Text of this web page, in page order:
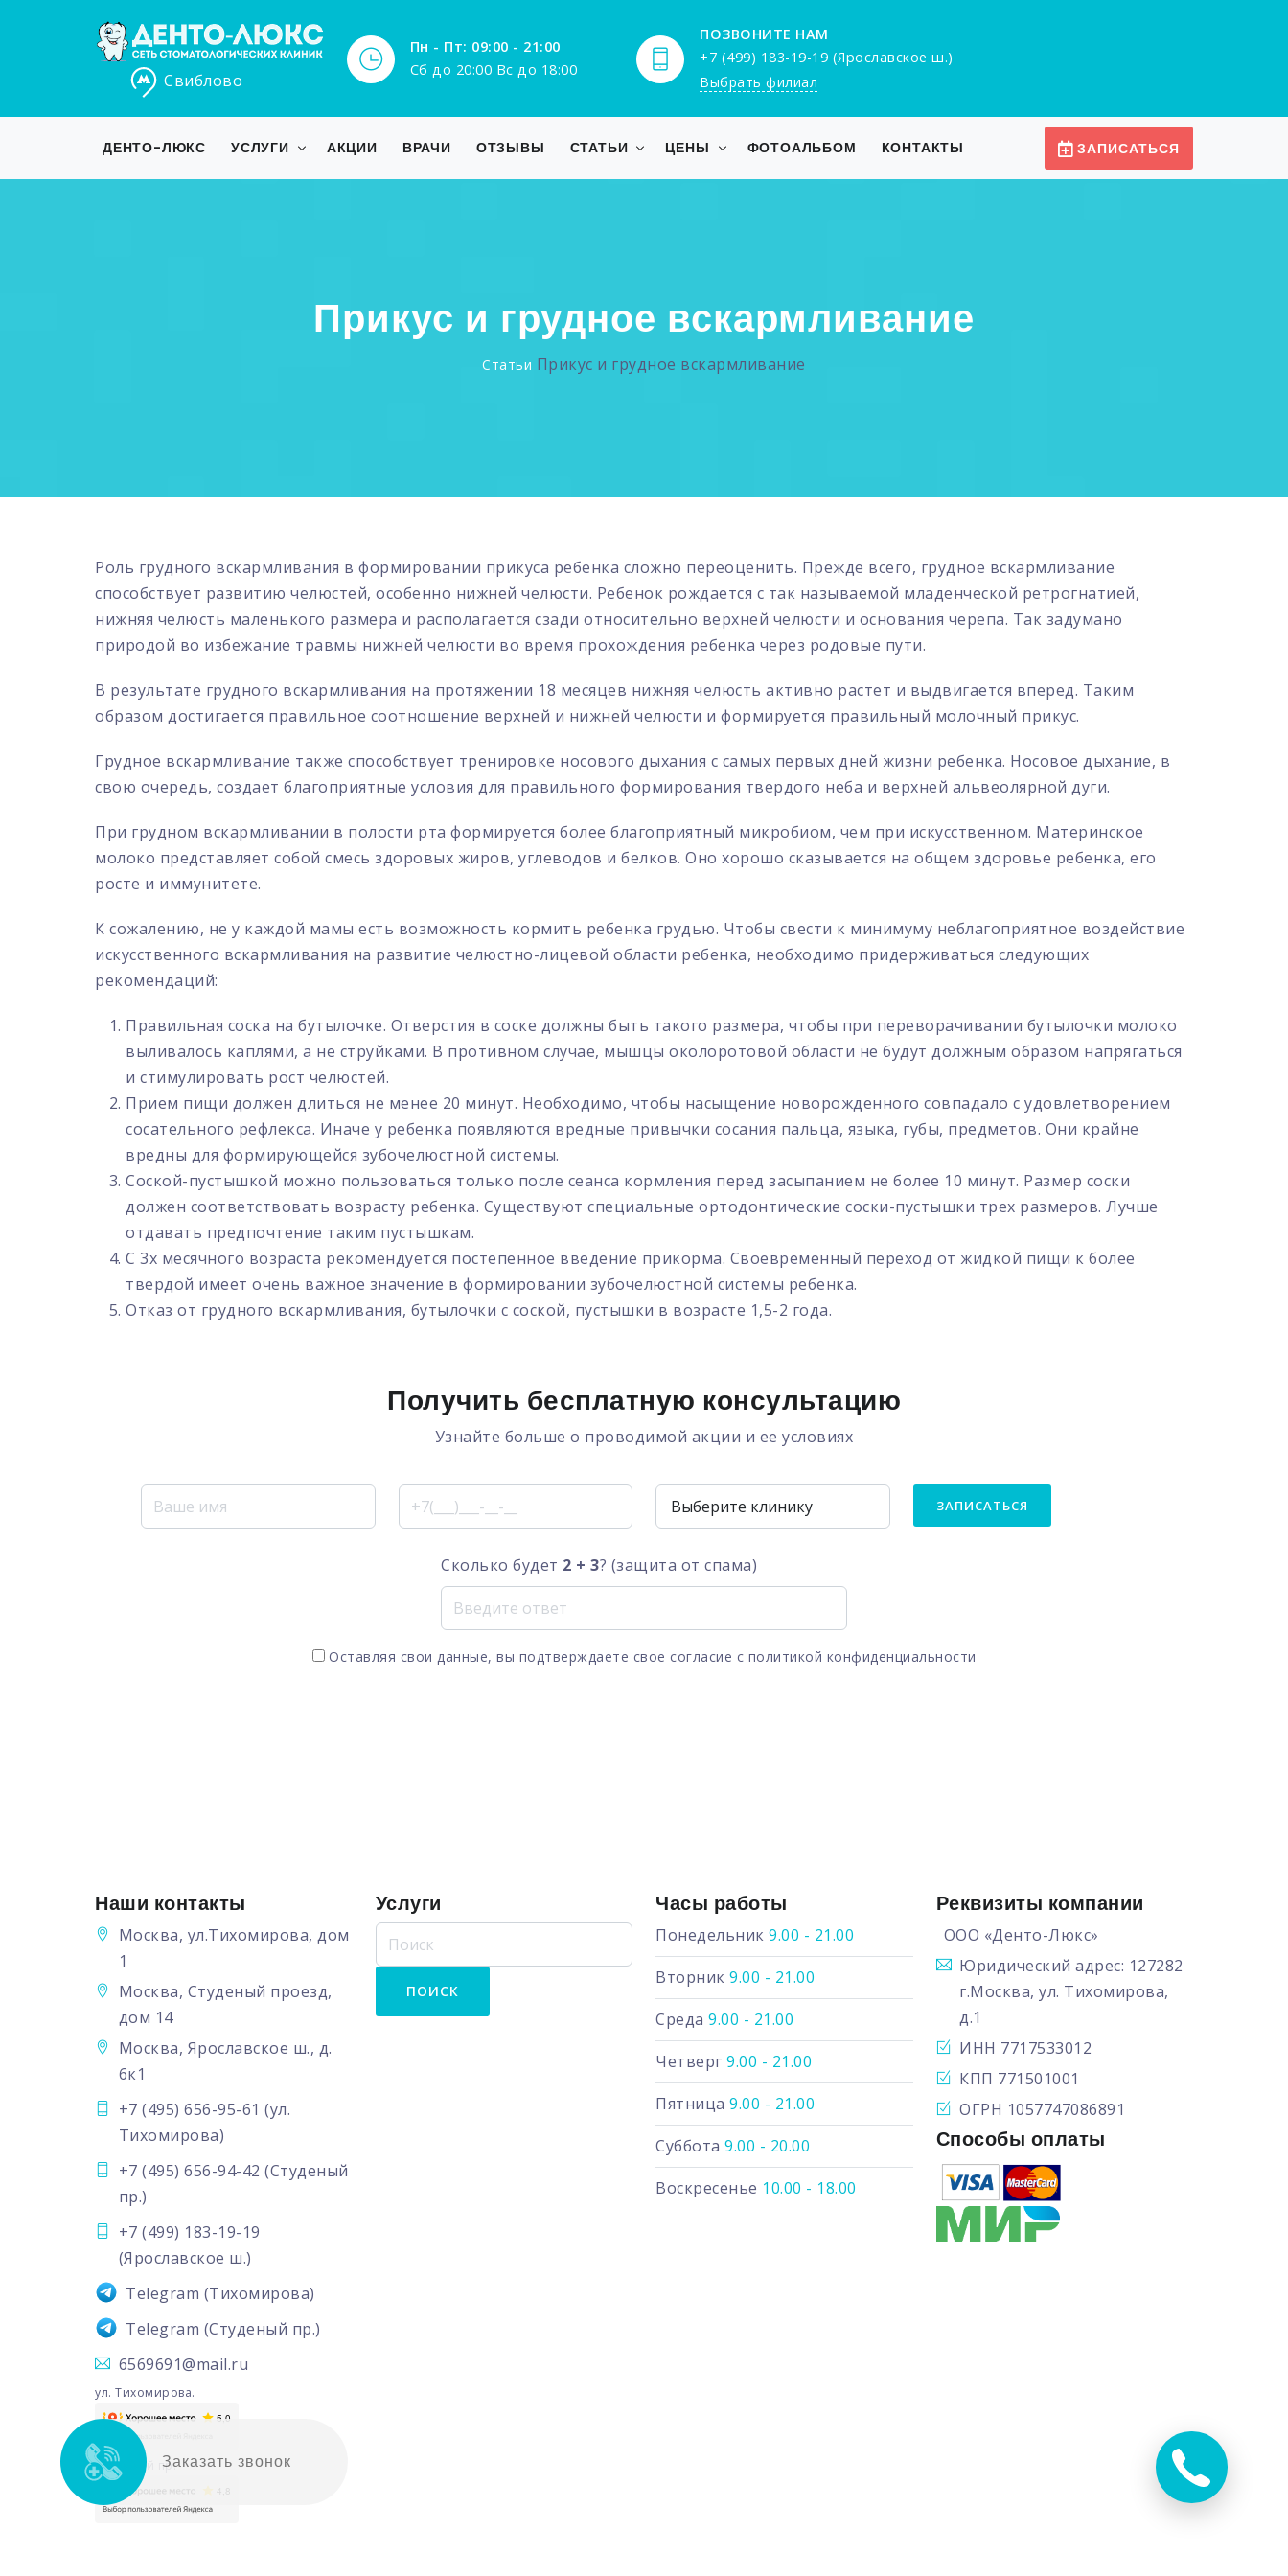
Свиблово
Пн - Пт: 09:00 - 21:00
Сб до 20:00 Вс до 18:00
ПОЗВОНИТЕ НАМ
+7 (499) 183-19-19 (Ярославское ш.)
Выбрать филиал
ДЕНТО-ЛЮКС УСЛУГИ АКЦИИ ВРАЧИ ОТЗЫВЫ СТАТЬИ ЦЕНЫ ФОТОАЛЬБОМ КОНТАКТЫ ЗАПИСАТЬСЯ
Прикус и грудное вскармливание
Статьи Прикус и грудное вскармливание
Роль грудного вскармливания в формировании прикуса ребенка сложно переоценить. Прежде всего, грудное вскармливание
способствует развитию челюстей, особенно нижней челюсти. Ребенок рождается с так называемой младенческой ретрогнатией,
нижняя челюсть маленького размера и располагается сзади относительно верхней челюсти и основания черепа. Так задумано
природой во избежание травмы нижней челюсти во время прохождения ребенка через родовые пути.
В результате грудного вскармливания на протяжении 18 месяцев нижняя челюсть активно растет и выдвигается вперед. Таким
образом достигается правильное соотношение верхней и нижней челюсти и формируется правильный молочный прикус.
Грудное вскармливание также способствует тренировке носового дыхания с самых первых дней жизни ребенка. Носовое дыхание, в
свою очередь, создает благоприятные условия для правильного формирования твердого неба и верхней альвеолярной дуги.
При грудном вскармливании в полости рта формируется более благоприятный микробиом, чем при искусственном. Материнское
молоко представляет собой смесь здоровых жиров, углеводов и белков. Оно хорошо сказывается на общем здоровье ребенка, его
росте и иммунитете.
К сожалению, не у каждой мамы есть возможность кормить ребенка грудью. Чтобы свести к минимуму неблагоприятное воздействие
искусственного вскармливания на развитие челюстно-лицевой области ребенка, необходимо придерживаться следующих
рекомендаций:
Правильная соска на бутылочке. Отверстия в соске должны быть такого размера, чтобы при переворачивании бутылочки молоко
выливалось каплями, а не струйками. В противном случае, мышцы околоротовой области не будут должным образом напрягаться
и стимулировать рост челюстей.
Прием пищи должен длиться не менее 20 минут. Необходимо, чтобы насыщение новорожденного совпадало с удовлетворением
сосательного рефлекса. Иначе у ребенка появляются вредные привычки сосания пальца, языка, губы, предметов. Они крайне
вредны для формирующейся зубочелюстной системы.
Соской-пустышкой можно пользоваться только после сеанса кормления перед засыпанием не более 10 минут. Размер соски
должен соответствовать возрасту ребенка. Существуют специальные ортодонтические соски-пустышки трех размеров. Лучше
отдавать предпочтение таким пустышкам.
С 3х месячного возраста рекомендуется постепенное введение прикорма. Своевременный переход от жидкой пищи к более
твердой имеет очень важное значение в формировании зубочелюстной системы ребенка.
Отказ от грудного вскармливания, бутылочки с соской, пустышки в возрасте 1,5-2 года.
Получить бесплатную консультацию
Узнайте больше о проводимой акции и ее условиях
Сколько будет 2 + 3? (защита от спама)
ЗАПИСАТЬСЯ
Оставляя свои данные, вы подтверждаете свое согласие с политикой конфиденциальности
Наши контакты
Москва, ул.Тихомирова, дом
1
Москва, Студеный проезд,
дом 14
Москва, Ярославское ш., д.
6к1
+7 (495) 656-95-61 (ул.
Тихомирова)
+7 (495) 656-94-42 (Студеный
пр.)
+7 (499) 183-19-19
(Ярославское ш.)
Telegram (Тихомирова)
Telegram (Студеный пр.)
6569691@mail.ru
ул. Тихомирова.
Студеный пр.
Услуги Часы работы
Понедельник 9.00 - 21.00
Вторник 9.00 - 21.00
Среда 9.00 - 21.00
Четверг 9.00 - 21.00
Пятница 9.00 - 21.00
Суббота 9.00 - 20.00
Воскресенье 10.00 - 18.00
Реквизиты компании
ООО «Денто-Люкс»
Юридический адрес: 127282
г.Москва, ул. Тихомирова,
д.1
ИНН 7717533012
КПП 771501001
ОГРН 1057747086891
Способы оплаты
Заказать звонок